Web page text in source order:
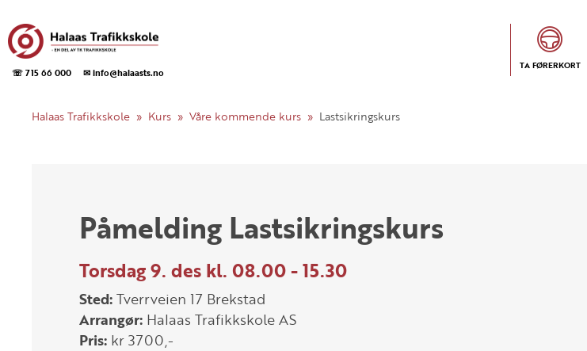
☏ 715 66 000 ✉ info@halaasts.no
TA FØRERKORT
Halaas Trafikkskole Kurs Våre kommende kurs Lastsikringskurs
Påmelding Lastsikringskurs
Torsdag 9. des kl. 08.00 - 15.30
Sted:Tverrveien 17 Brekstad
Arrangør: Halaas Trafikkskole AS
Pris: kr 3700,-